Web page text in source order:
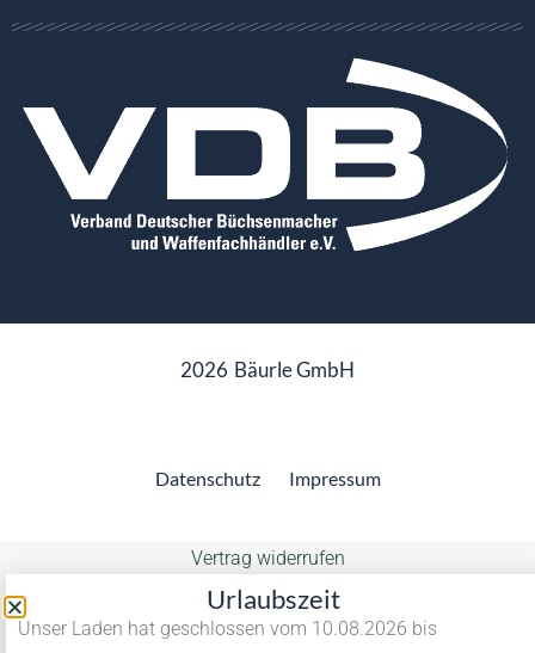
2026 Bäurle GmbH
Datenschutz Impressum
Vertrag widerrufen
Urlaubszeit
Unser Laden hat geschlossen vom 10.08.2026 bis